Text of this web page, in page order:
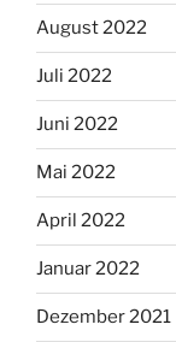
August 2022
Juli 2022
Juni 2022
Mai 2022
April 2022
Januar 2022
Dezember 2021